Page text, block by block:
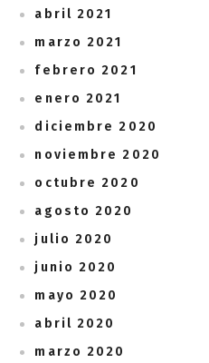
abril 2021
marzo 2021
febrero 2021
enero 2021
diciembre 2020
noviembre 2020
octubre 2020
agosto 2020
julio 2020
junio 2020
mayo 2020
abril 2020
marzo 2020